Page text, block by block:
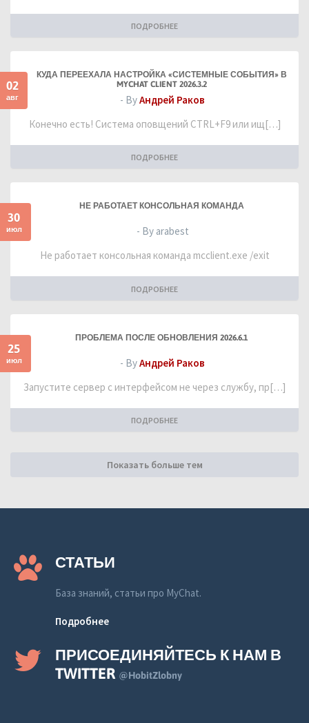
ПОДРОБНЕЕ
02
авг
КУДА ПЕРЕЕХАЛА НАСТРОЙКА «СИСТЕМНЫЕ СОБЫТИЯ» В
MYCHAT CLIENT 2026.3.2
- ByАндрей Раков
Конечно есть! Система оповщений CTRL+F9 или ищ[…]
ПОДРОБНЕЕ
30
июл
НЕ РАБОТАЕТ КОНСОЛЬНАЯ КОМАНДА
- By arabest
Не работает консольная команда mcclient.exe /exit
ПОДРОБНЕЕ
25
июл
ПРОБЛЕМА ПОСЛЕ ОБНОВЛЕНИЯ 2026.6.1
- ByАндрей Раков
Запустите сервер с интерфейсом не через службу, пр[…]
ПОДРОБНЕЕ
Показать больше тем
СТАТЬИ
База знаний, статьи про MyChat.
Подробнее
ПРИСОЕДИНЯЙТЕСЬ К НАМ В
TWITTER @HobitZlobny